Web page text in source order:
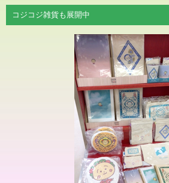
コジコジ雑貨も展開中